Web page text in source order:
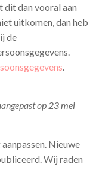
dit dan vooral aan
uitkomen, dan heb
de
op 23 mei
Nieuwe
Wij raden